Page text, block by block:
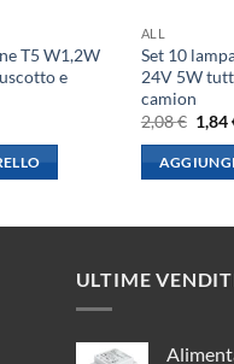
T5 W1,2W
e
ALL
Set 10
24V 5W
camion
2,08€ Il
prezzo
era:
1,84
ULTIME